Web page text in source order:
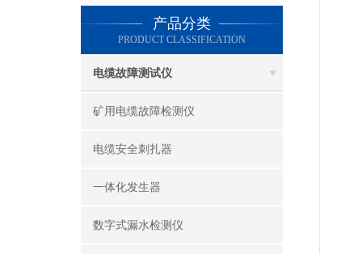
产品分类
PRODUCT CLASSIFICATION
电缆故障测试仪
矿用电缆故障检测仪
电缆安全刺扎器
一体化发生器
数字式漏水检测仪